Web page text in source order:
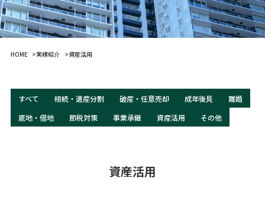
HOME 実績紹介 資産活用
すべて 相続・遺産分割 破産・任意売却 成年後見
離婚
底地・借地
節税対策 事業承継 資産活用 その他
資産活用